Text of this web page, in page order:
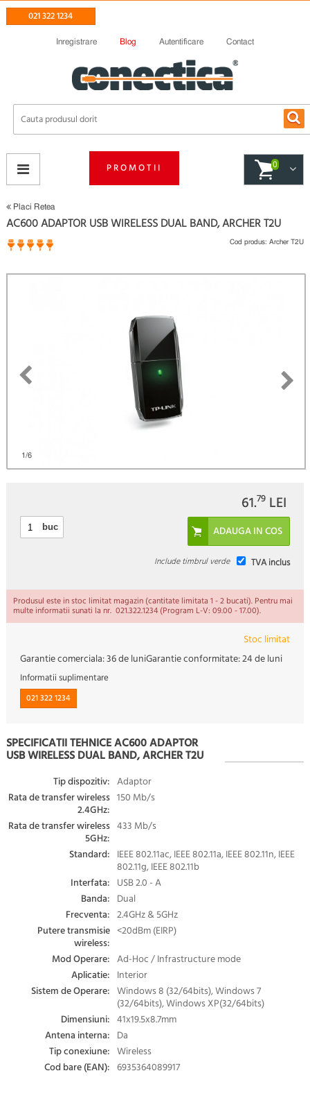
021 322 1234
Inregistrare Blog Autentificare Contact
PROMOTII 0
Placi Retea
1/6
AC600 ADAPTOR USB WIRELESS DUAL BAND, ARCHER T2U
Cod produs: Archer T2U
61.79 LEI
buc
TVA inclus
Include timbrul verde
Produsul este in stoc limitat magazin (cantitate limitata 1 - 2 bucati). Pentru mai
multe informatii sunati la nr. 021.322.1234 (Program L-V: 09.00 - 17.00).
Stoc limitat
Garantie comerciala:36 de luniGarantie conformitate:24 de luni
Informatii suplimentare
021 322 1234
SPECIFICATII TEHNICE AC600 ADAPTOR
USB WIRELESS DUAL BAND, ARCHER T2U
Tip dispozitiv: Adaptor
Rata de transfer wireless
2.4GHz:
150 Mb/s
Rata de transfer wireless
5GHz:
433 Mb/s
Standard: IEEE 802.11ac, IEEE 802.11a, IEEE 802.11n, IEEE
802.11g, IEEE 802.11b
Interfata: USB 2.0 - A
Banda: Dual
Frecventa: 2.4GHz & 5GHz
Putere transmisie
wireless:
<20dBm (EIRP)
Mod Operare: Ad-Hoc / Infrastructure mode
Aplicatie: Interior
Sistem de Operare: Windows 8 (32/64bits), Windows 7
(32/64bits), Windows XP(32/64bits)
Dimensiuni: 41x19.5x8.7mm
Antena interna: Da
Tip conexiune: Wireless
Cod bare (EAN): 6935364089917